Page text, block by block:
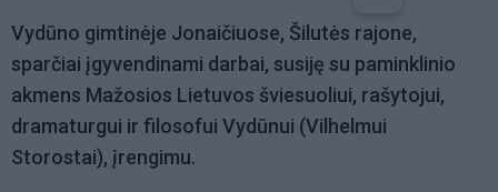
Vydūno gimtinėje Jonaičiuose, Šilutės rajone,
sparčiai įgyvendinami darbai, susiję su paminklinio
akmens Mažosios Lietuvos šviesuoliui, rašytojui,
dramaturgui ir filosofui Vydūnui (Vilhelmui
Storostai), įrengimu.